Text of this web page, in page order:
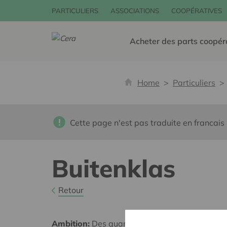
PARTICULIERS ASSOCIATIONS COOPÉRATIVES
Acheter des parts
Home Particuliers
Cette page n'est pas traduite en francais
Buitenklas
Retour
Ambition: Des quartiers chaleureux et